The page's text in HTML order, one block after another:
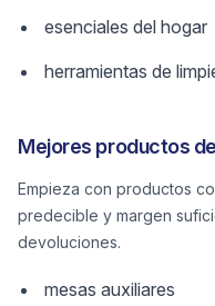
esenciales del hogar
herramientas de
Mejores productos
Empieza con productos
predecible y margen
devoluciones.
mesas auxiliares